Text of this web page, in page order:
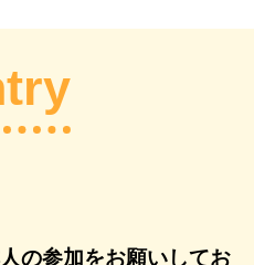
の参加をお願いしてお